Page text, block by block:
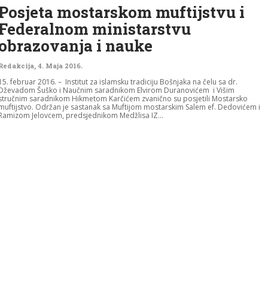
mostarskom muftijstvu i
ministarstvu
i nauke
4. Maja 2016.
februar 2016. – Institut za islamsku tradiciju Bošnjaka na čelu sa dr.
Šuško i Naučnim saradnikom Elvirom Duranovićem i Višim
saradnikom Hikmetom Karčićem zvanično su posjetili Mostarsko
Održan je sastanak sa Muftijom mostarskim Salem ef. Dedovićem i
Jelovcem, predsjednikom Medžlisa IZ...